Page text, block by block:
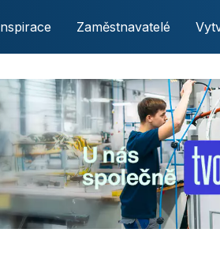
Zaměstnavatelé